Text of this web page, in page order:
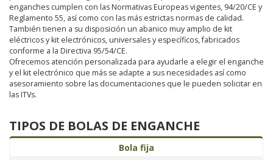
enganches cumplen con las Normativas Europeas vigentes, 94/20/CE y
Reglamento 55, así como con las más estrictas normas de calidad.
También tienen a su disposición un abanico muy amplio de kit
eléctricos y kit electrónicos, universales y específicos, fabricados
conforme a la Directiva 95/54/CE.
Ofrecemos atención personalizada para ayudarle a elegir el enganche
y el kit electrónico que más se adapte a sus necesidades así como
asesoramiento sobre las documentaciones que le pueden solicitar en
las ITVs.
TIPOS DE BOLAS DE ENGANCHE
Bola fija